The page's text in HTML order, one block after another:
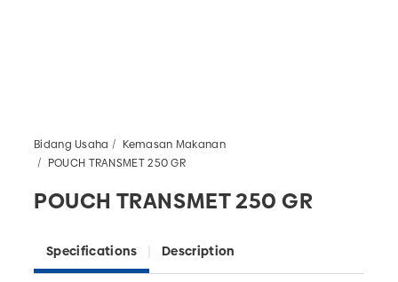
Bidang Usaha
Kemasan Makanan
POUCH TRANSMET 250 GR
POUCH TRANSMET 250 GR
Specifications Description